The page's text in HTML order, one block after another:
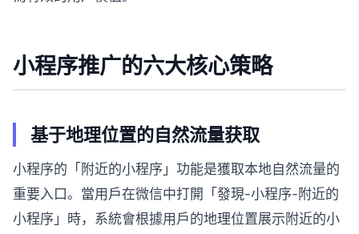
小程序推广的六大核心策略
基于地理位置的自然流量获取
小程序的「附近的小程序」功能是獲取本地自然流量的
重要入口。當用戶在微信中打開「發現-小程序-附近的
小程序」時，系統會根據用戶的地理位置展示附近的小